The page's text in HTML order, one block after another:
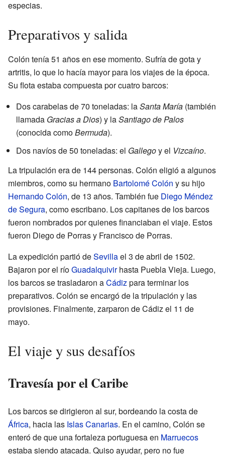
especias.
Preparativos y salida
Colón tenía 51 años en ese momento. Sufría de gota y
artritis, lo que lo hacía mayor para los viajes de la época.
Su flota estaba compuesta por cuatro barcos:
Dos carabelas de 70 toneladas: laSanta María (también
llamada Gracias a Dios) y laSantiago de Palos
(conocida comoBermuda).
Dos navíos de 50 toneladas: el Gallegoy el Vizcaíno.
La tripulación era de 144 personas. Colón eligió a algunos
miembros, como su hermano Bartolomé Colón y su hijo
Hernando Colón, de 13 años. También fue Diego Méndez
de Segura, como escribano. Los capitanes de los barcos
fueron nombrados por quienes financiaban el viaje. Estos
fueron Diego de Porras y Francisco de Porras.
La expedición partió deSevillael 3 de abril de 1502.
Bajaron por el ríoGuadalquivirhasta Puebla Vieja. Luego,
los barcos se trasladaron aCádizpara terminar los
preparativos. Colón se encargó de la tripulación y las
provisiones. Finalmente, zarparon de Cádiz el 11 de
mayo.
El viaje y sus desafíos
Travesía por el Caribe
Los barcos se dirigieron al sur, bordeando la costa de
África, hacia las Islas Canarias. En el camino, Colón se
enteró de que una fortaleza portuguesa en Marruecos
estaba siendo atacada. Quiso ayudar, pero no fue